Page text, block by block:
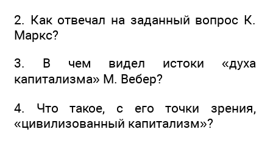
2. Как отвечал на заданный вопрос К.
Маркс?
3. В чем видел истоки «духа
капитализма» М. Вебер?
4. Что такое, с его точки зрения,
«цивилизованный капитализм»?